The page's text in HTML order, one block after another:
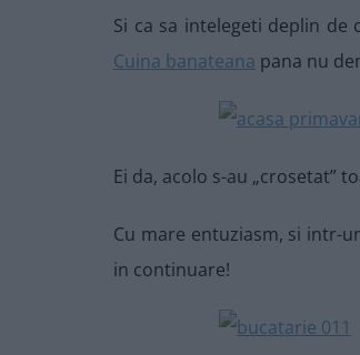
Si ca sa intelegeti deplin de
Cuina banateana pana nu
Ei da, acolo s-au „crosetat”
Cu mare entuziasm, si intr-
in continuare!